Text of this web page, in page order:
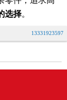
选择。
13331923597